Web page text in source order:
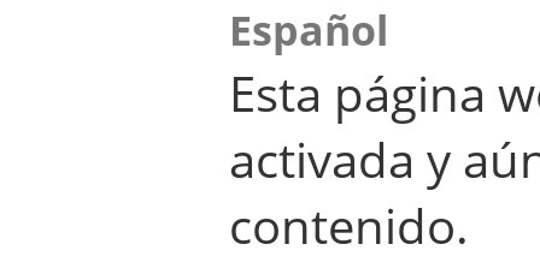
Español
Esta página
activada y
contenido.